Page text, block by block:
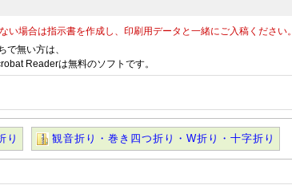
140,840円
@15.6
146,930円 -
146,430円 152,710円 -
152,030円
円
158,470円
円
-
場合は指示書を作成し、印刷用データと一緒にご入稿ください。
で無い方は、
Readerは無料のソフトです。
り 観音折り・巻き四つ折り・W折り・十字折り